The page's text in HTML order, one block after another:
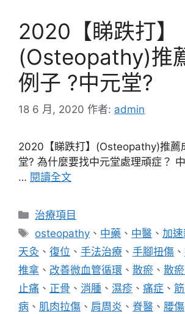
2020【睇跌打】
(Osteopathy)推
例子 ?中元堂?
18 6 月, 2020 作者: admin
2020【睇跌打】(Osteopathy)推薦
堂? 為什麼要找中元堂處理頑症？
… 閱讀全文
分
類
治療項目
標
籤
osteopathy 、 中藥 、 中醫 、加
天灸 、 復位 、 手法治療 、 手腳扭傷 、
推拿 、 改善微血管循環 、 散瘀 、 散
止痛 、 正骨 、 消腫 、 濕疹 、 痛症 、
病 、 肌肉拉傷 、 肩周炎 、 脊醫 、 腰傷